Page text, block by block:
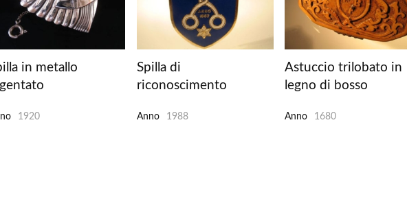
in metallo
1920
Spilla di
riconoscimento
Anno 1988
Astuccio trilobato in
legno di bosso
Anno 1680